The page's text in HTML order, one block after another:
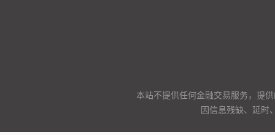
本站不提供任何金融交易服务，提
因信息残缺、延时